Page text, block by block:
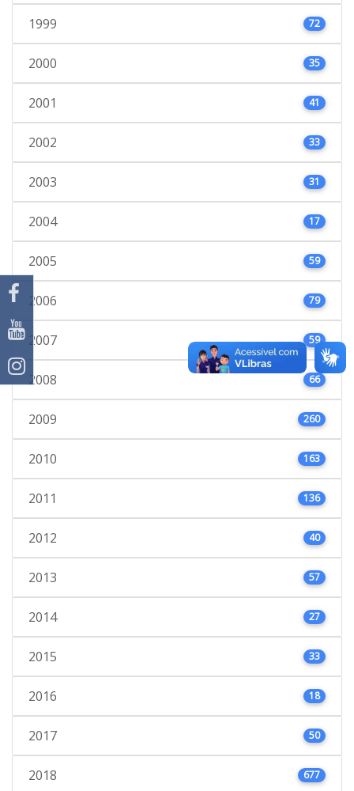
1999 72
2000 35
2001 41
2002 33
2003 31
2004 17
2005 59
2006 79
2007 59
2008 66
2009 260
2010 163
2011 136
2012 40
2013 57
2014 27
2015 33
2016 18
2017 50
2018 677